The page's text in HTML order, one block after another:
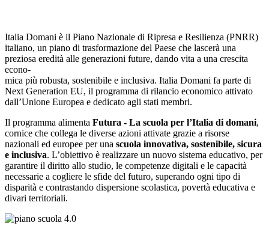
Italia Domani è il Piano Nazionale di Ripresa e Resilienza (PNRR)
italiano, un piano di trasformazione del Paese che lascerà una
preziosa eredità alle generazioni future, dando vita a una crescita
econo-
mica più robusta, sostenibile e inclusiva. Italia Domani fa parte di
Next Generation EU, il programma di rilancio economico attivato
dall’Unione Europea e dedicato agli stati membri.
Il programma alimenta Futura - La scuola per l’Italia di domani,
cornice che collega le diverse azioni attivate grazie a risorse
nazionali ed europee per una scuola innovativa, sostenibile, sicura
e inclusiva. L’obiettivo è realizzare un nuovo sistema educativo, per
garantire il diritto allo studio, le competenze digitali e le capacità
necessarie a cogliere le sfide del futuro, superando ogni tipo di
disparità e contrastando dispersione scolastica, povertà educativa e
divari territoriali.